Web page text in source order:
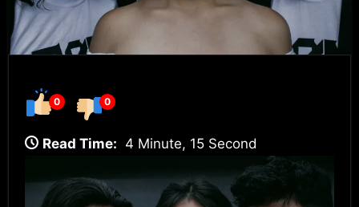
0 0
Read Time: 4 Minute, 15 Second